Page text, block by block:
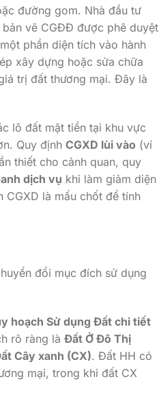
đường gom. Nhà đầu tư
vẽ CGĐĐ được phê duyệt
phần diện tích vào hành
xây dựng hoặc sửa chữa
trị đất thương mại. Đây là
lô đất mặt tiền tại khu vực
Quy định CGXD lùi vào (ví
thiết cho cảnh quan, quy
dịch vụ khi làm giảm diện
là mấu chốt để tính
đổi mục đích sử dụng
hoạch Sử dụng Đất chi tiết
rõ ràng là Đất Ở Đô Thị
Cây xanh (CX). Đất HH có
mại, trong khi đất CX